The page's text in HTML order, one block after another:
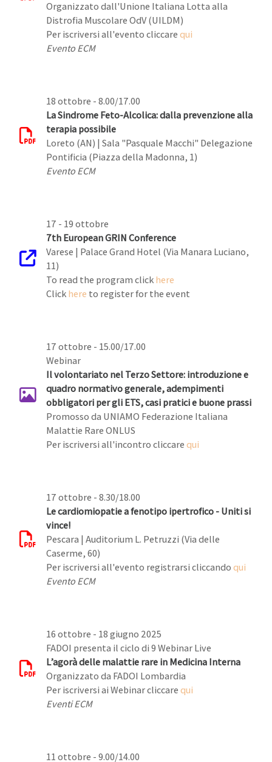
Organizzato dall'Unione Italiana Lotta alla
Distrofia Muscolare OdV (UILDM)
Per iscriversi all'evento cliccarequi
Evento ECM
18 ottobre - 8.00/17.00
La Sindrome Feto-Alcolica: dalla prevenzione alla
terapia possibile
Loreto (AN) | Sala "Pasquale Macchi" Delegazione
Pontificia (Piazza della Madonna, 1)
Evento ECM
17 - 19 ottobre
7th European GRIN Conference
Varese | Palace Grand Hotel (Via Manara Luciano,
11)
To read the program clickhere
Clickhere to register for the event
17 ottobre - 15.00/17.00
Webinar
Il volontariato nel Terzo Settore: introduzione e
quadro normativo generale, adempimenti
obbligatori per gli ETS, casi pratici e buone prassi
Promosso da UNIAMO Federazione Italiana
Malattie Rare ONLUS
Per iscriversi all'incontro cliccarequi
17 ottobre - 8.30/18.00
Le cardiomiopatie a fenotipo ipertrofico - Uniti si
vince!
Pescara | Auditorium L. Petruzzi (Via delle
Caserme, 60)
Per iscriversi all'evento registrarsi cliccandoqui
Evento ECM
16 ottobre - 18 giugno 2025
FADOI presenta il ciclo di 9 Webinar Live
L’agorà delle malattie rare in Medicina Interna
Organizzato da FADOI Lombardia
Per iscriversi ai Webinar cliccarequi
Eventi ECM
11 ottobre - 9.00/14.00